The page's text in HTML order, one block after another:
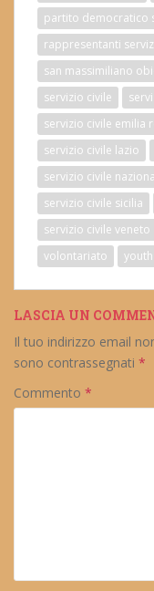
partito democratico
rappresentanti
san massimiliano
servizio civile
servizio civile emilia
servizio civile lazio
servizio civile
servizio civile sicilia
servizio civile veneto
volontariato
LASCIA UN
Il tuo indirizzo email
sono contrassegnati *
Commento *